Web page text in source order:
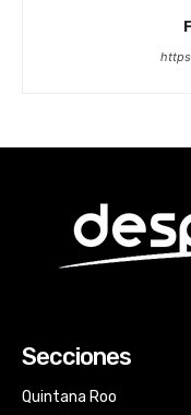
Secciones
Quintana Roo